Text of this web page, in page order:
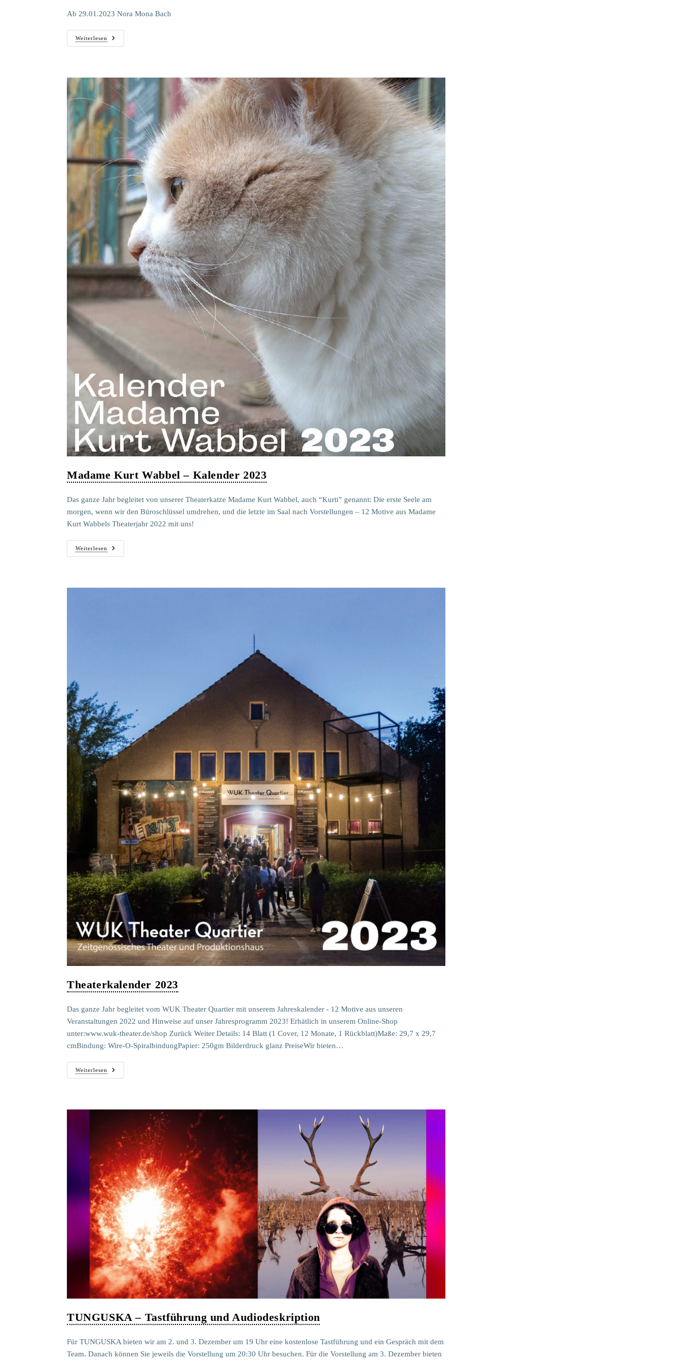
Ab 29.01.2023 Nora Mona Bach
Weiterlesen
Vom
Tiefen
Madame Kurt Wabbel – Kalender 2023
Das ganze Jahr begleitet von unserer Theaterkatze Madame Kurt Wabbel, auch “Kurti” genannt: Die erste Seele am
morgen, wenn wir den Büroschlüssel umdrehen, und die letzte im Saal nach Vorstellungen – 12 Motive aus Madame
Kurt Wabbels Theaterjahr 2022 mit uns!
Weiterlesen
Madame
Kurt
Theaterkalender 2023
Das ganze Jahr begleitet vom WUK Theater Quartier mit unserem Jahreskalender - 12 Motive aus unseren
Veranstaltungen 2022 und Hinweise auf unser Jahresprogramm 2023! Erhätlich in unserem Online-Shop
unter:www.wuk-theater.de/shop Zurück Weiter Details: 14 Blatt (1 Cover, 12 Monate, 1 Rückblatt)Maße: 29,7 x 29,7
cmBindung: Wire-O-SpiralbindungPapier: 250gm Bilderdruck glanz PreiseWir bieten…
Weiterlesen
Theaterkalender
2023
TUNGUSKA – Tastführung und Audiodeskription
Für TUNGUSKA bieten wir am 2. und 3. Dezember um 19 Uhr eine kostenlose Tastführung und ein Gespräch mit dem
Team. Danach können Sie jeweils die Vorstellung um 20:30 Uhr besuchen. Für die Vorstellung am 3. Dezember bieten